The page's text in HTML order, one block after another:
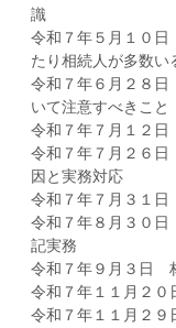
識
令和７年５月１０
たり相続人が多数い
令和７年６月２８
いて注意すべきこと
令和７年７月１２
令和７年７月２６
因と実務対応
令和７年７月３１
令和７年８月３０
記実務
令和７年９月３日
令和７年１１月２
令和７年１１月２